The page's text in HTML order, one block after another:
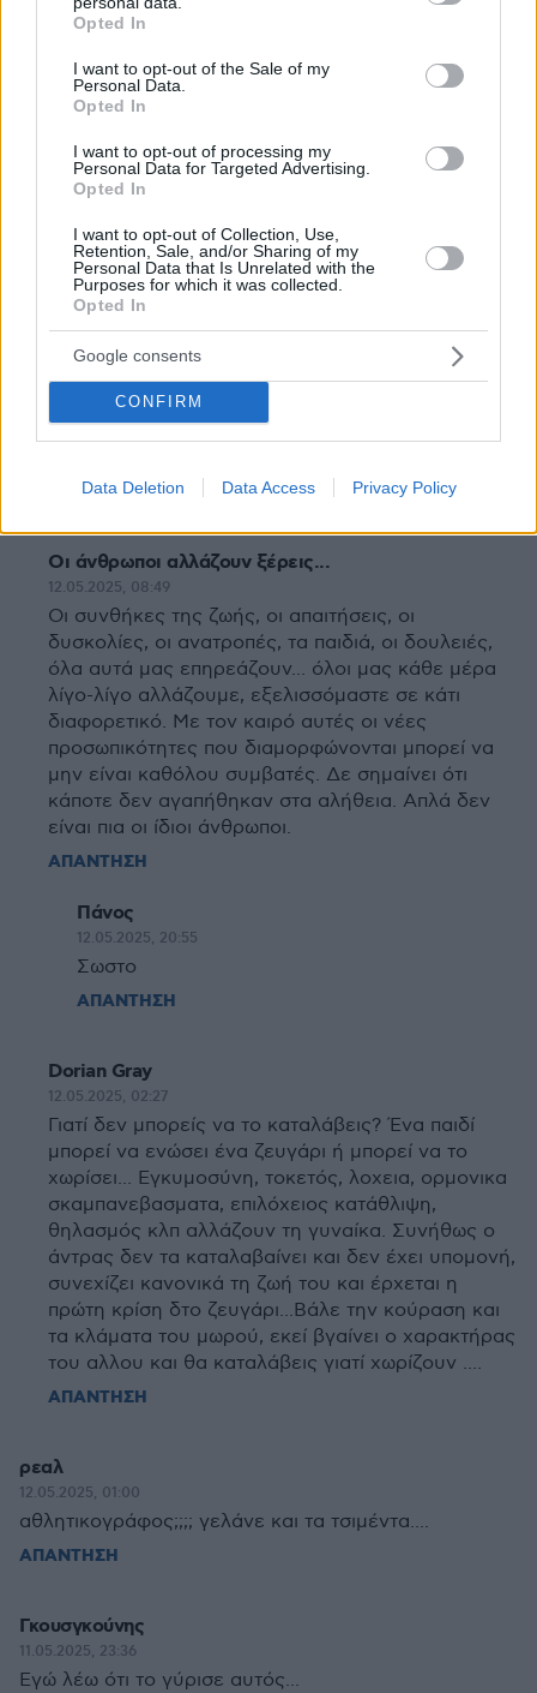
grant or deny consent to Google and its third-party tags to
use your data for below specified purposes in below Google
consent section.
Opted In
I want to opt-out of the Sale of my
Personal Data.
Opted In
I want to opt-out of processing my
Personal Data for Targeted Advertising.
Opted In
I want to opt-out of Collection, Use,
Retention, Sale, and/or Sharing of my
Personal Data that Is Unrelated with the
Purposes for which it was collected.
Opted In
Google consents
CONFIRM
Data Deletion Data Access Privacy Policy
12.05.2025, 08:35
ΑΠΑΝΤΗΣΗ
12.05.2025, 05:06
ΑΠΑΝΤΗΣΗ
12.05.2025, 01:08
Αυτό που όλες λέτε ότι είναι καλό παιδί στην αρχή
μπορώ να το αντιληφθώ ρε παιδί μου....
Οι άνθρωποι αλλάζουν ξέρεις...
12.05.2025, 08:49
Οι συνθήκες της ζωής, οι απαιτήσεις, οι
δυσκολίες, οι ανατροπές, τα παιδιά, οι δουλειές,
όλα αυτά μας επηρεάζουν... όλοι μας κάθε μέρα
λίγο-λίγο αλλάζουμε, εξελισσόμαστε σε κάτι
διαφορετικό. Με τον καιρό αυτές οι νέες
προσωπικότητες που διαμορφώνονται μπορεί να
μην είναι καθόλου συμβατές. Δε σημαίνει ότι
κάποτε δεν αγαπήθηκαν στα αλήθεια. Απλά δεν
είναι πια οι ίδιοι άνθρωποι.
ΑΠΑΝΤΗΣΗ
Πάνος
12.05.2025, 20:55
Σωστο
ΑΠΑΝΤΗΣΗ
Dorian Gray
12.05.2025, 02:27
Γιατί δεν μπορείς να το καταλάβεις? Ένα παιδί
μπορεί να ενώσει ένα ζευγάρι ή μπορεί να το
χωρίσει... Εγκυμοσύνη, τοκετός, λοχεια, ορμονικα
σκαμπανεβασματα, επιλόχειος κατάθλιψη,
θηλασμός κλπ αλλάζουν τη γυναίκα. Συνήθως ο
άντρας δεν τα καταλαβαίνει και δεν έχει υπομονή,
συνεχίζει κανονικά τη ζωή του και έρχεται η
πρώτη κρίση δτο ζευγάρι...Βάλε την κούραση και
τα κλάματα του μωρού, εκεί βγαίνει ο χαρακτήρας
του αλλου και θα καταλάβεις γιατί χωρίζουν ....
ΑΠΑΝΤΗΣΗ
ρεαλ
12.05.2025, 01:00
αθλητικογράφος;;;; γελάνε και τα τσιμέντα....
ΑΠΑΝΤΗΣΗ
Γκουσγκούνης
11.05.2025, 23:36
Εγώ λέω ότι το γύρισε αυτός...